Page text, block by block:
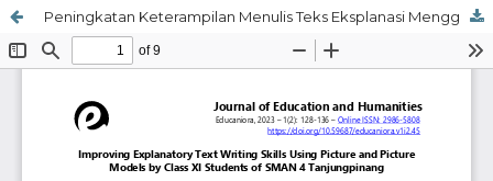
Peningkatan Keterampilan Menulis Teks Eksplanasi Menggunakan Model Picture and Picture Siswa Kelas XI SMAN 4 Tanjungpinang